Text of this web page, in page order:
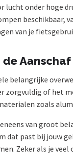
onder hoge
beschikbaar,
van je
Aanschaf
belangrijke
zorgvuldig of het
zoals
van groot
dat past bij jouw
Zeker als je